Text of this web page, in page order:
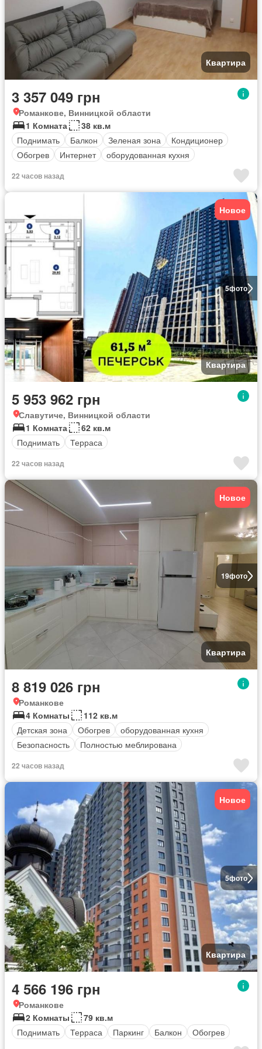
Квартира
3 357 049 грн
Романкове, Винницкой области
1 Комната
38 кв.м
Поднимать
Балкон Зеленая зона
Кондиционер
Обогрев
Интернет оборудованная кухня
22 часов назад
5фото
Новое
Квартира
5 953 962 грн
Славутиче, Винницкой области
1 Комната
62 кв.м
Поднимать
Терраса
22 часов назад
19фото
Новое
Квартира
8 819 026 грн
Романкове
4 Комнаты
112 кв.м
Детская зона
Обогрев
оборудованная кухня
Безопасность
Полностью меблирована
22 часов назад
5фото
Новое
Квартира
4 566 196 грн
Романкове
2 Комнаты
79 кв.м
Поднимать
Терраса Паркинг Балкон Обогрев